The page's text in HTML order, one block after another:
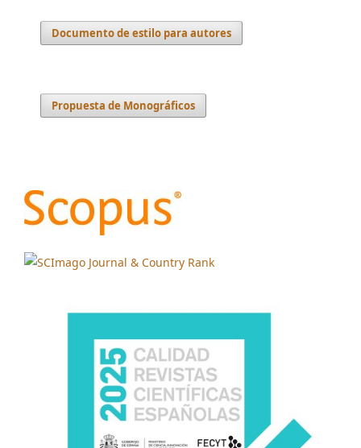
Documento de estilo para autores
Propuesta de Monográficos